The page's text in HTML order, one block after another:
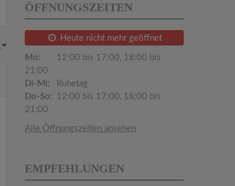
ÖFFNUNGSZEITEN
Heute nicht mehr geöffnet
Mo:
12:00 bis 17:00, 18:00 bis
21:00
Di-Mi:
Ruhetag
Do-So:
12:00 bis 17:00, 18:00 bis
21:00
Alle Öffnungszeiten ansehen
EMPFEHLUNGEN